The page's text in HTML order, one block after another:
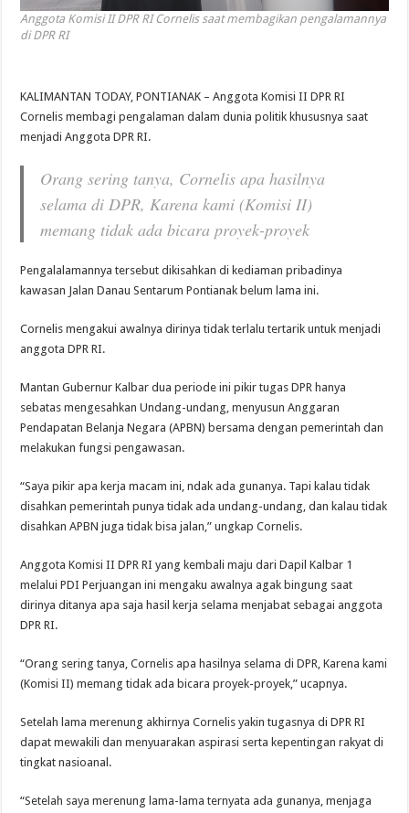
Anggota Komisi II DPR RI Cornelis saat membagikan pengalamannya
di DPR RI
KALIMANTAN TODAY, PONTIANAK – Anggota Komisi II DPR RI
Cornelis membagi pengalaman dalam dunia politik khususnya saat
menjadi Anggota DPR RI.
Orang sering tanya, Cornelis apa hasilnya
selama di DPR, Karena kami (Komisi II)
memang tidak ada bicara proyek-proyek
Pengalalamannya tersebut dikisahkan di kediaman pribadinya
kawasan Jalan Danau Sentarum Pontianak belum lama ini.
Cornelis mengakui awalnya dirinya tidak terlalu tertarik untuk menjadi
anggota DPR RI.
Mantan Gubernur Kalbar dua periode ini pikir tugas DPR hanya
sebatas mengesahkan Undang-undang, menyusun Anggaran
Pendapatan Belanja Negara (APBN) bersama dengan pemerintah dan
melakukan fungsi pengawasan.
“Saya pikir apa kerja macam ini, ndak ada gunanya. Tapi kalau tidak
disahkan pemerintah punya tidak ada undang-undang, dan kalau tidak
disahkan APBN juga tidak bisa jalan,” ungkap Cornelis.
Anggota Komisi II DPR RI yang kembali maju dari Dapil Kalbar 1
melalui PDI Perjuangan ini mengaku awalnya agak bingung saat
dirinya ditanya apa saja hasil kerja selama menjabat sebagai anggota
DPR RI.
“Orang sering tanya, Cornelis apa hasilnya selama di DPR, Karena kami
(Komisi II) memang tidak ada bicara proyek-proyek,” ucapnya.
Setelah lama merenung akhirnya Cornelis yakin tugasnya di DPR RI
dapat mewakili dan menyuarakan aspirasi serta kepentingan rakyat di
tingkat nasioanal.
“Setelah saya merenung lama-lama ternyata ada gunanya, menjaga